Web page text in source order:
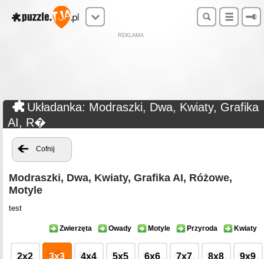
REKLAMA
Układanka: Modraszki, Dwa, Kwiaty, Grafika
AI, R�
Cofnij
Modraszki, Dwa, Kwiaty, Grafika AI, Różowe,
Motyle
test
Zwierzęta Owady Motyle Przyroda Kwiaty
2x2 3x3 4x4 5x5 6x6 7x7 8x8 9x9